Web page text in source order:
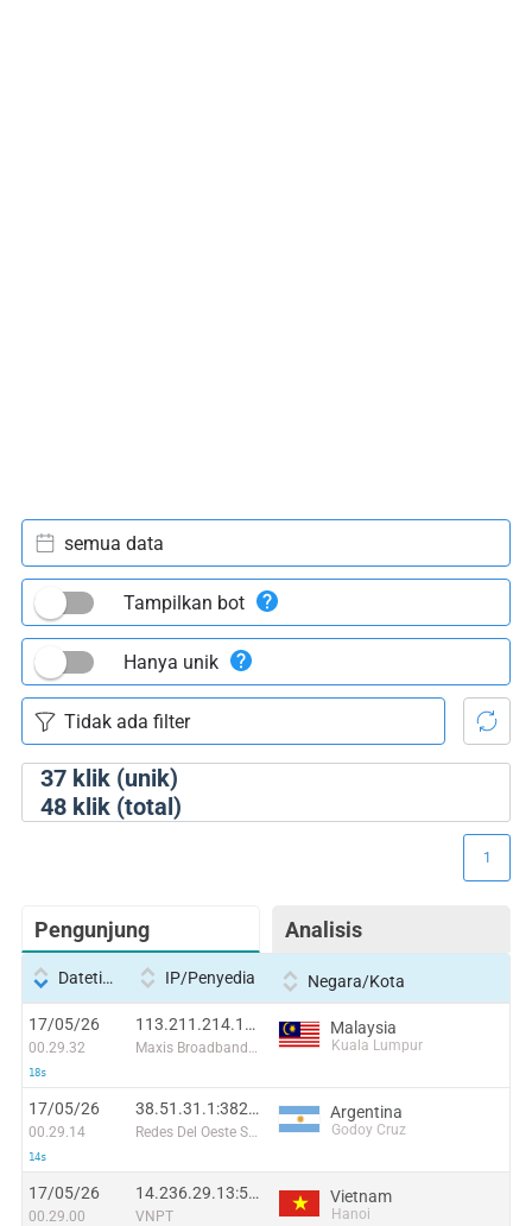
37klik (unik)
48klik (total)
semua data
Tampilkan bot
Hanya unik
Pengunjung Analisis
1
Datetime IP/Penyedia Negara/Kota
17/05/26
00.29.32
18s
113.211.214.147:2554
Maxis Broadband Sdn Bhd
Malaysia
Kuala Lumpur
17/05/26
00.29.14
14s
38.51.31.1:38271
Redes Del Oeste S.A
Argentina
Godoy Cruz
17/05/26
00.29.00
14.236.29.13:59963
VNPT
Vietnam
Hanoi